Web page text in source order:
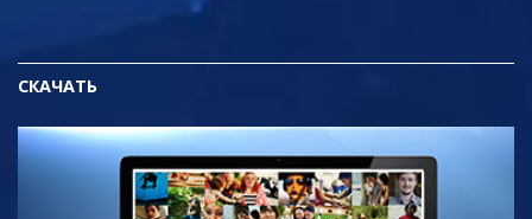
СКАЧАТЬ